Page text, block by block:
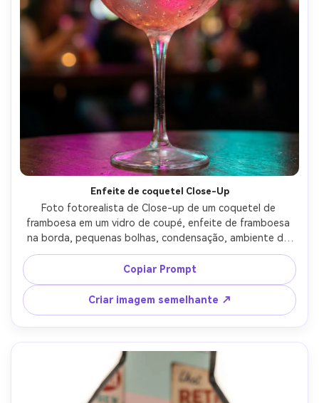
Enfeite de coquetel Close-Up
Foto fotorealista de Close-up de um coquetel de
framboesa em um vidro de coupé, enfeite de framboesa
na borda, pequenas bolhas, condensação, ambiente de
bar de neon com luzes práticas magenta e azul, tirado em
Sony A7S III, lente de 50mm, f/1.8, bokeh cinematográfico,
alto detalhe, sensação editorial da vida noturna- -ar 4:5
Copiar Prompt
Criar imagem semelhante ↗